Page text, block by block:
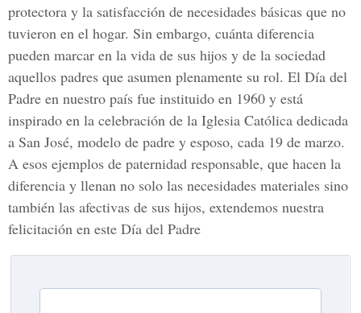
protectora y la satisfacción de necesidades básicas que no
tuvieron en el hogar. Sin embargo, cuánta diferencia
pueden marcar en la vida de sus hijos y de la sociedad
aquellos padres que asumen plenamente su rol. El Día del
Padre en nuestro país fue instituido en 1960 y está
inspirado en la celebración de la Iglesia Católica dedicada
a San José, modelo de padre y esposo, cada 19 de marzo.
A esos ejemplos de paternidad responsable, que hacen la
diferencia y llenan no solo las necesidades materiales sino
también las afectivas de sus hijos, extendemos nuestra
felicitación en este Día del Padre